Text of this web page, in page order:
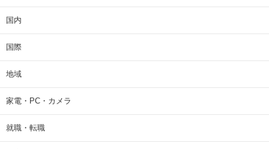
国内
国際
地域
家電・PC・カメラ
就職・転職